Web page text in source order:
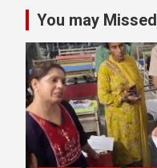
You may Missed